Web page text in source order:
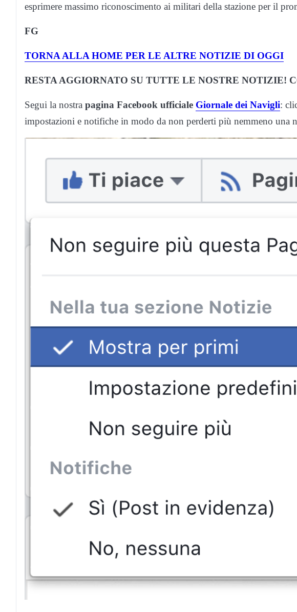
esprimere massimo riconoscimento ai militari della stazione per il
FG
TORNA ALLA HOME PER LE ALTRE NOTIZIE DI OGGI
RESTA AGGIORNATO SU TUTTE LE NOSTRE NOTIZIE!
Segui la nostra pagina Facebook ufficiale Giornale dei Navigli:
impostazioni e notifiche in modo da non perderti più nemmeno una